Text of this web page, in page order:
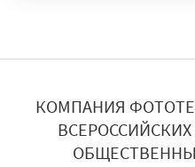
КОМПАНИЯ